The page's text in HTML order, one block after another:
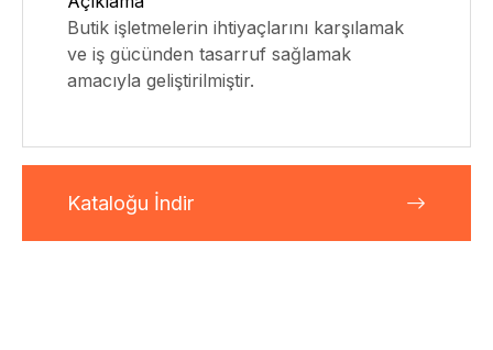
Butik işletmelerin ihtiyaçlarını karşılamak
ve iş gücünden tasarruf sağlamak
amacıyla geliştirilmiştir.
Kataloğu İndir